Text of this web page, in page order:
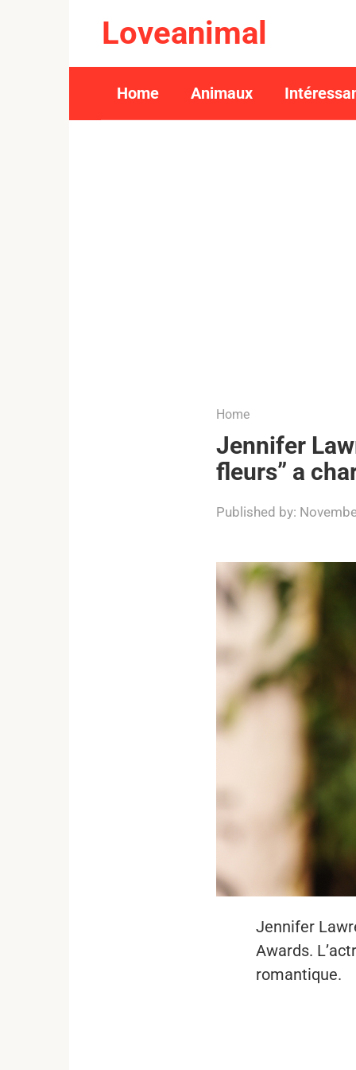
Loveanimal
Home Animaux
Home
Jennifer
fleurs” a
Published by:
Jennifer
Awards.
romantique.